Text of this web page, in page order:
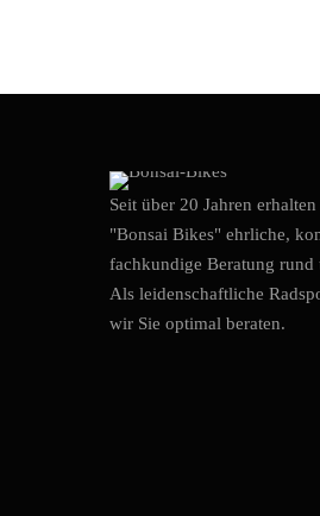
Seit über 20 Jahren erhalten
"Bonsai Bikes" ehrliche,
fachkundige Beratung rund
Als leidenschaftliche
wir Sie optimal beraten.